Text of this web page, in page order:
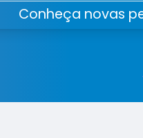
Conheça novas